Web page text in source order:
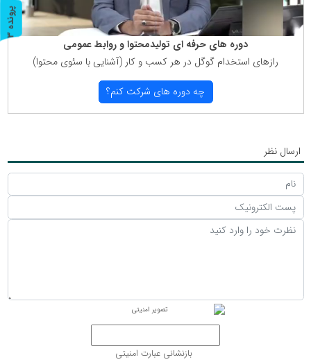
دوره های حرفه ای تولیدمحتوا و روابط عمومی
رازهای استخدام گوگل در هر كسب و كار (آشنایی با سئوی محتوا)
چه دوره های شركت كنم؟
ارسال نظر
بازنشانی عبارت امنیتی
پ
ر
و
ن
د
ه
3